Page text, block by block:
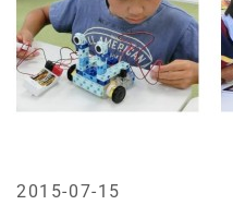
2015-07-15